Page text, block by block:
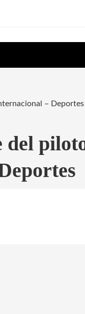
– Deportes